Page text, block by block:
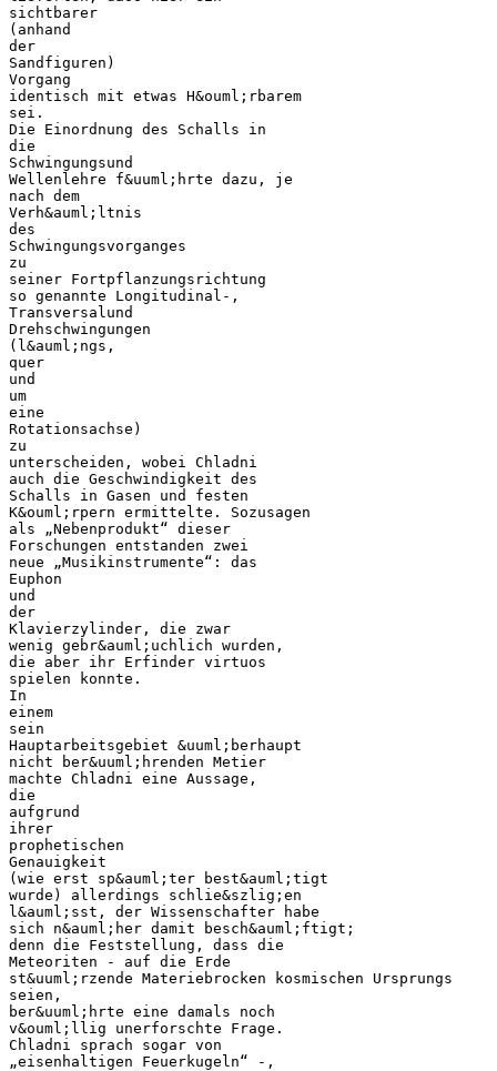
sichtbarer
(anhand
der
Sandfiguren)
Vorgang
identisch mit etwas H&ouml;rbarem
sei.
Die Einordnung des Schalls in
die
Schwingungsund
Wellenlehre f&uuml;hrte dazu, je
nach dem
Verh&auml;ltnis
des
Schwingungsvorganges
zu
seiner Fortpflanzungsrichtung
so genannte Longitudinal-,
Transversalund
Drehschwingungen
(l&auml;ngs,
quer
und
um
eine
Rotationsachse)
zu
unterscheiden, wobei Chladni
auch die Geschwindigkeit des
Schalls in Gasen und festen
K&ouml;rpern ermittelte. Sozusagen
als „Nebenprodukt“ dieser
Forschungen entstanden zwei
neue „Musikinstrumente“: das
Euphon
und
der
Klavierzylinder, die zwar
wenig gebr&auml;uchlich wurden,
die aber ihr Erfinder virtuos
spielen konnte.
In
einem
sein
Hauptarbeitsgebiet &uuml;berhaupt
nicht ber&uuml;hrenden Metier
machte Chladni eine Aussage,
die
aufgrund
ihrer
prophetischen
Genauigkeit
(wie erst sp&auml;ter best&auml;tigt
wurde) allerdings schlie&szlig;en
l&auml;sst, der Wissenschafter habe
sich n&auml;her damit besch&auml;ftigt;
denn die Feststellung, dass die
Meteoriten - auf die Erde
st&uuml;rzende Materiebrocken kosmischen Ursprungs
seien,
ber&uuml;hrte eine damals noch
v&ouml;llig unerforschte Frage.
Chladni sprach sogar von
„eisenhaltigen Feuerkugeln“ -,